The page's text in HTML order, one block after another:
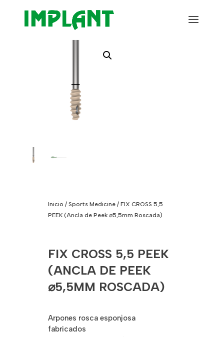
Inicio / Sports Medicine/ FIX CROSS 5,5
PEEK (Ancla de Peek ⌀5,5mm Roscada)
FIX CROSS 5,5 PEEK
(ANCLA DE PEEK
⌀5,5MM ROSCADA)
Arpones rosca esponjosa
fabricados